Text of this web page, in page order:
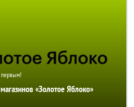
«Золотое Яблоко»